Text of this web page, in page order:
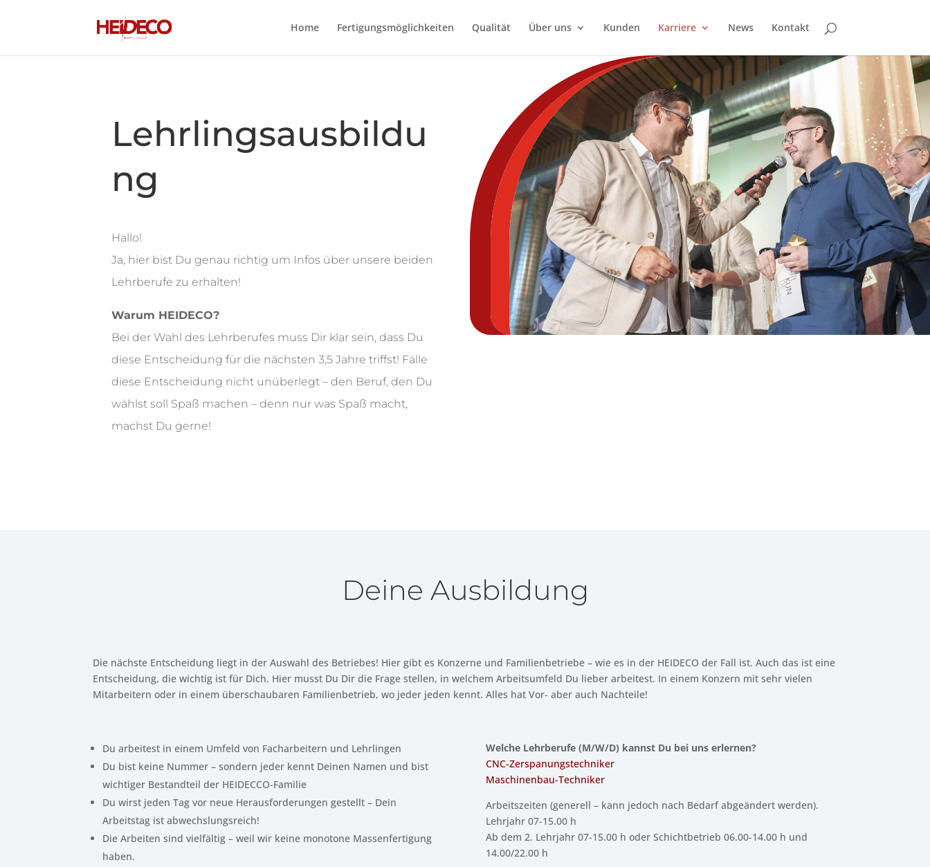
Home Fertigungsmöglichkeiten Qualität Über uns Kunden Karriere News Kontakt
Lehrlingsausbildu
ng
Hallo!
Ja, hier bist Du genau richtig um Infos über unsere beiden
Lehrberufe zu erhalten!
Warum HEIDECO?
Bei der Wahl des Lehrberufes muss Dir klar sein, dass Du
diese Entscheidung für die nächsten 3,5 Jahre triffst! Fälle
diese Entscheidung nicht unüberlegt – den Beruf, den Du
wählst soll Spaß machen – denn nur was Spaß macht,
machst Du gerne!
Deine Ausbildung
Die nächste Entscheidung liegt in der Auswahl des Betriebes! Hier gibt es Konzerne und Familienbetriebe – wie es in der HEIDECO der Fall ist. Auch das ist eine
Entscheidung, die wichtig ist für Dich. Hier musst Du Dir die Frage stellen, in welchem Arbeitsumfeld Du lieber arbeitest. In einem Konzern mit sehr vielen
Mitarbeitern oder in einem überschaubaren Familienbetrieb, wo jeder jeden kennt. Alles hat Vor- aber auch Nachteile!
Du arbeitest in einem Umfeld von Facharbeitern und Lehrlingen
Du bist keine Nummer – sondern jeder kennt Deinen Namen und bist
wichtiger Bestandteil der HEIDECCO-Familie
Du wirst jeden Tag vor neue Herausforderungen gestellt – Dein
Arbeitstag ist abwechslungsreich!
Die Arbeiten sind vielfältig – weil wir keine monotone Massenfertigung
haben.
Welche Lehrberufe (M/W/D) kannst Du bei uns erlernen?
CNC-Zerspanungstechniker
Maschinenbau-Techniker
Arbeitszeiten (generell – kann jedoch nach Bedarf abgeändert werden).
Lehrjahr 07-15.00 h
Ab dem 2. Lehrjahr 07-15.00 h oder Schichtbetrieb 06.00-14.00 h und
14.00/22.00 h